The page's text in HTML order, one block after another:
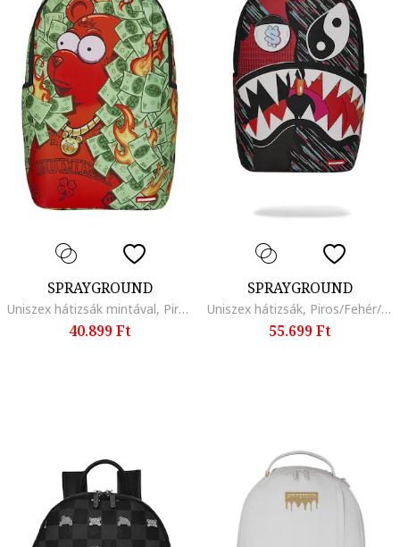
SPRAYGROUND
Uniszex hátizsák mintával, Piros/Halványzöld
40.899 Ft
SPRAYGROUND
Uniszex hátizsák, Piros/Fehér/Fekete
55.699 Ft